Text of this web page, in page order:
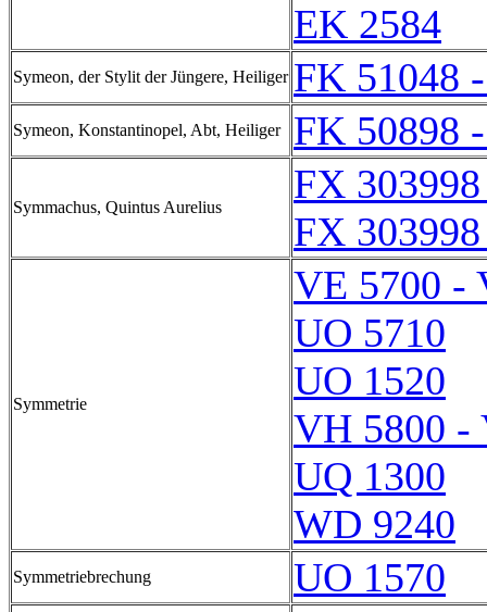
EK 2584
Symeon, der Stylit der Jüngere, Heiliger FK 51048
Symeon, Konstantinopel, Abt, Heiliger FK 50898
Symmachus, Quintus Aurelius
FX
FX
Symmetrie
VE 5700 -
UO 5710
UO 1520
VH 5800 -
UQ 1300
WD 9240
Symmetriebrechung UO 1570